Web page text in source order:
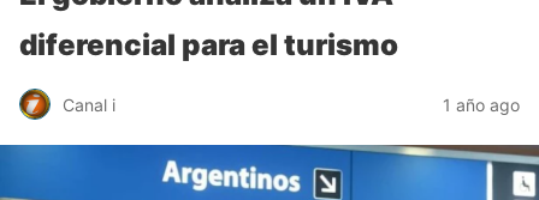
diferencial para el turismo
Canal i 1 año ago